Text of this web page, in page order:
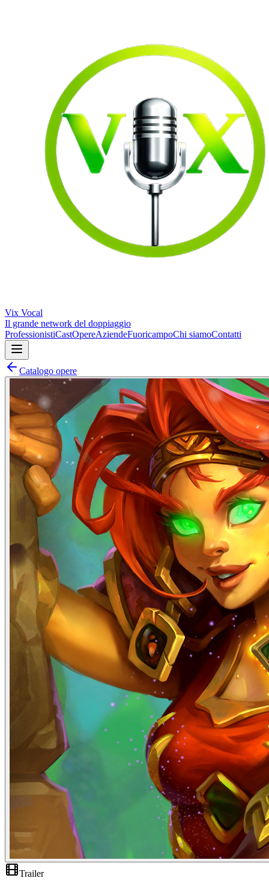
Vix Vocal
Il grande network del doppiaggio
ProfessionistiCastOpereAziendeFuoricampoChi siamoContatti
Catalogo opere
Trailer